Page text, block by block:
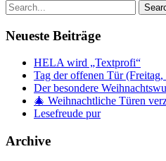
Neueste Beiträge
HELA wird „Textprofi“
Tag der offenen Tür
Der besondere
🎄 Weihnachtliche Türen
Lesefreude pur
Archive